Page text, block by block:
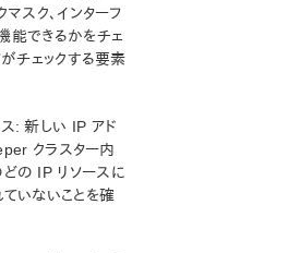
インストレーションガイド
ェアのパッケージ
プランニング
マスク、インターフ
能できるかをチェ
がチェックする要素
: 新しい IP アド
クラスター内
の IP リソースに
ていないことを確